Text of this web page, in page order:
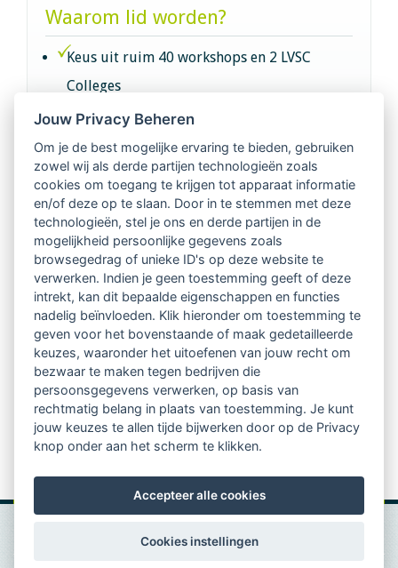
Waarom lid worden?
Keus uit ruim 40 workshops en 2 LVSC
Colleges
Intervisie met geregistreerde vakgenoten
Netwerk van 2100 professionals in 14
regio's
Vindbaar voor opdrachtgevers
Tijdschrift voor
Begeleidingskunde & kennisbank
Beroepsregistratie (LVSC keurmerk)
Lid worden van LVSC
Jouw Privacy Beheren
Om je de best mogelijke ervaring te bieden, gebruiken
zowel wij als derde partijen technologieën zoals
cookies om toegang te krijgen tot apparaat informatie
en/of deze op te slaan. Door in te stemmen met deze
technologieën, stel je ons en derde partijen in de
mogelijkheid persoonlijke gegevens zoals
browsegedrag of unieke ID's op deze website te
verwerken. Indien je geen toestemming geeft of deze
intrekt, kan dit bepaalde eigenschappen en functies
nadelig beïnvloeden. Klik hieronder om toestemming te
geven voor het bovenstaande of maak gedetailleerde
keuzes, waaronder het uitoefenen van jouw recht om
bezwaar te maken tegen bedrijven die
persoonsgegevens verwerken, op basis van
rechtmatig belang in plaats van toestemming. Je kunt
jouw keuzes te allen tijde bijwerken door op de Privacy
knop onder aan het scherm te klikken.
Accepteer alle cookies
Cookies instellingen